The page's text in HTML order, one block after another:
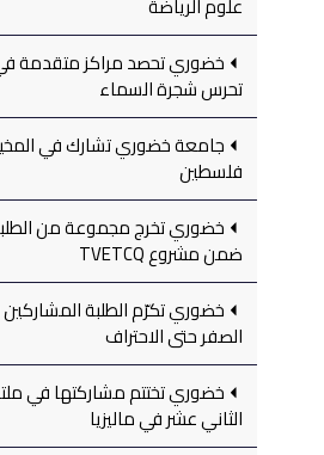
خضوري تحصد مراكز متقدمة
تحرس شجرة السماء
جامعة خضوري تشارك في
فلسطين
خضوري تخرج مجموعة من
ضمن مشروع TVETCQ
خضوري تكرّم الطلبة
الصفر حتى الاحتراف
خضوري تختتم مشاركتها في
الثاني عشر في ماليزيا